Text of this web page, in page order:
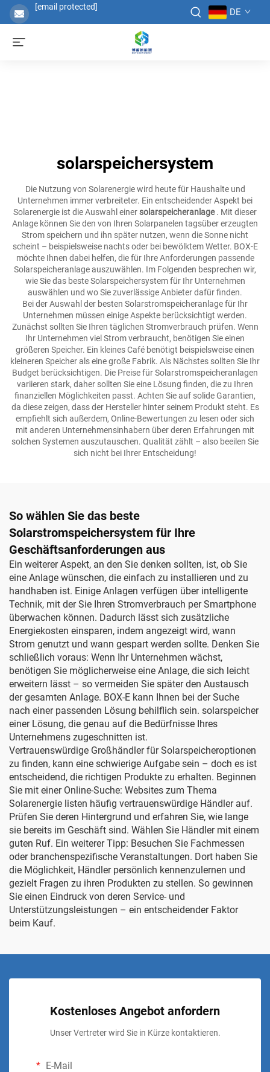
[email protected] DE
solarspeichersystem
Die Nutzung von Solarenergie wird heute für Haushalte und
Unternehmen immer verbreiteter. Ein entscheidender Aspekt bei
Solarenergie ist die Auswahl einersolarspeicheranlage. Mit dieser
Anlage können Sie den von Ihren Solarpanelen tagsüber erzeugten
Strom speichern und ihn später nutzen, wenn die Sonne nicht
scheint – beispielsweise nachts oder bei bewölktem Wetter. BOX-E
möchte Ihnen dabei helfen, die für Ihre Anforderungen passende
Solarspeicheranlage auszuwählen. Im Folgenden besprechen wir,
wie Sie das beste Solarspeichersystem für Ihr Unternehmen
auswählen und wo Sie zuverlässige Anbieter dafür finden.
Bei der Auswahl der besten Solarstromspeicheranlage für Ihr
Unternehmen müssen einige Aspekte berücksichtigt werden.
Zunächst sollten Sie Ihren täglichen Stromverbrauch prüfen. Wenn
Ihr Unternehmen viel Strom verbraucht, benötigen Sie einen
größeren Speicher. Ein kleines Café benötigt beispielsweise einen
kleineren Speicher als eine große Fabrik. Als Nächstes sollten Sie Ihr
Budget berücksichtigen. Die Preise für Solarstromspeicheranlagen
variieren stark, daher sollten Sie eine Lösung finden, die zu Ihren
finanziellen Möglichkeiten passt. Achten Sie auf solide Garantien,
da diese zeigen, dass der Hersteller hinter seinem Produkt steht. Es
empfiehlt sich außerdem, Online-Bewertungen zu lesen oder sich
mit anderen Unternehmensinhabern über deren Erfahrungen mit
solchen Systemen auszutauschen. Qualität zählt – also beeilen Sie
sich nicht bei Ihrer Entscheidung!
So wählen Sie das beste
Solarstromspeichersystem für Ihre
Geschäftsanforderungen aus
Ein weiterer Aspekt, an den Sie denken sollten, ist, ob Sie
eine Anlage wünschen, die einfach zu installieren und zu
handhaben ist. Einige Anlagen verfügen über intelligente
Technik, mit der Sie Ihren Stromverbrauch per Smartphone
überwachen können. Dadurch lässt sich zusätzliche
Energiekosten einsparen, indem angezeigt wird, wann
Strom genutzt und wann gespart werden sollte. Denken Sie
schließlich voraus: Wenn Ihr Unternehmen wächst,
benötigen Sie möglicherweise eine Anlage, die sich leicht
erweitern lässt – so vermeiden Sie später den Austausch
der gesamten Anlage. BOX-E kann Ihnen bei der Suche
nach einer passenden Lösung behilflich sein. solarspeicher
einer Lösung, die genau auf die Bedürfnisse Ihres
Unternehmens zugeschnitten ist.
Vertrauenswürdige Großhändler für Solarspeicheroptionen
zu finden, kann eine schwierige Aufgabe sein – doch es ist
entscheidend, die richtigen Produkte zu erhalten. Beginnen
Sie mit einer Online-Suche: Websites zum Thema
Solarenergie listen häufig vertrauenswürdige Händler auf.
Prüfen Sie deren Hintergrund und erfahren Sie, wie lange
sie bereits im Geschäft sind. Wählen Sie Händler mit einem
guten Ruf. Ein weiterer Tipp: Besuchen Sie Fachmessen
oder branchenspezifische Veranstaltungen. Dort haben Sie
die Möglichkeit, Händler persönlich kennenzulernen und
gezielt Fragen zu ihren Produkten zu stellen. So gewinnen
Sie einen Eindruck von deren Service- und
Unterstützungsleistungen – ein entscheidender Faktor
beim Kauf.
Kostenloses Angebot anfordern
Unser Vertreter wird Sie in Kürze kontaktieren.
E-Mail